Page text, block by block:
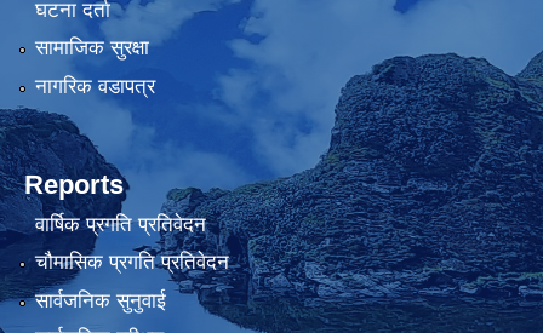
घटना दर्ता
सामाजिक सुरक्षा
नागरिक वडापत्र
Reports
वार्षिक प्रगति प्रतिवेदन
चौमासिक प्रगति प्रतिवेदन
सार्वजनिक सुनुवाई